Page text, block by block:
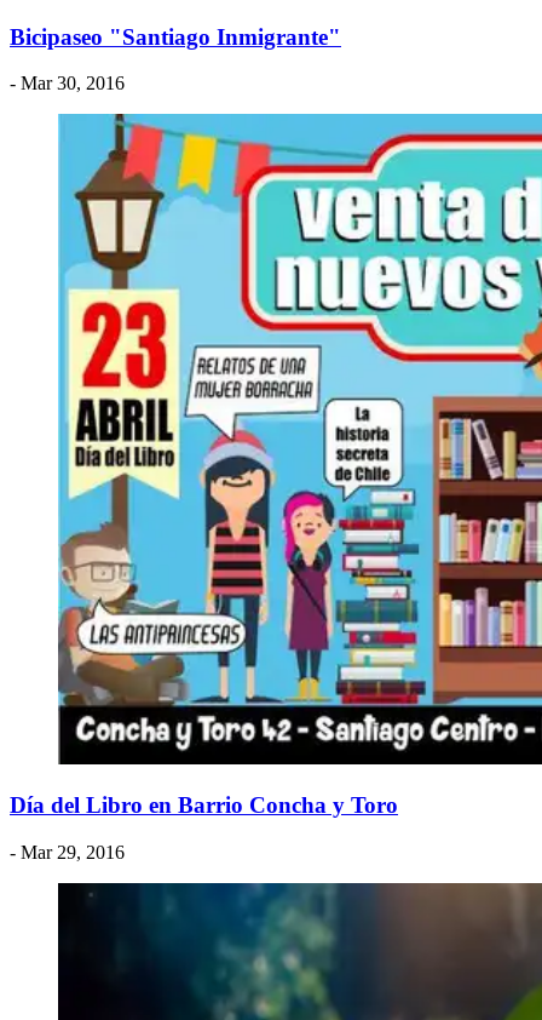
Bicipaseo "Santiago Inmigrante"
- Mar 30, 2016
Día del Libro en Barrio Concha y Toro
- Mar 29, 2016